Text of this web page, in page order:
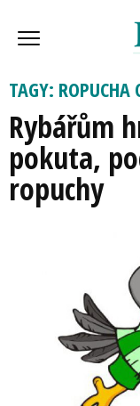
TAGY: ROPUCHA
Rybářům
pokuta,
ropuchy